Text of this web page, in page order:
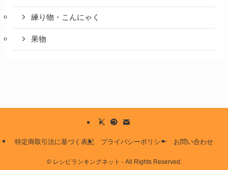
練り物・こんにゃく
果物
特定商取引法に基づく表記 プライバシーポリシー お問い合わせ
©レシピランキングネット - All Rights Reserved.